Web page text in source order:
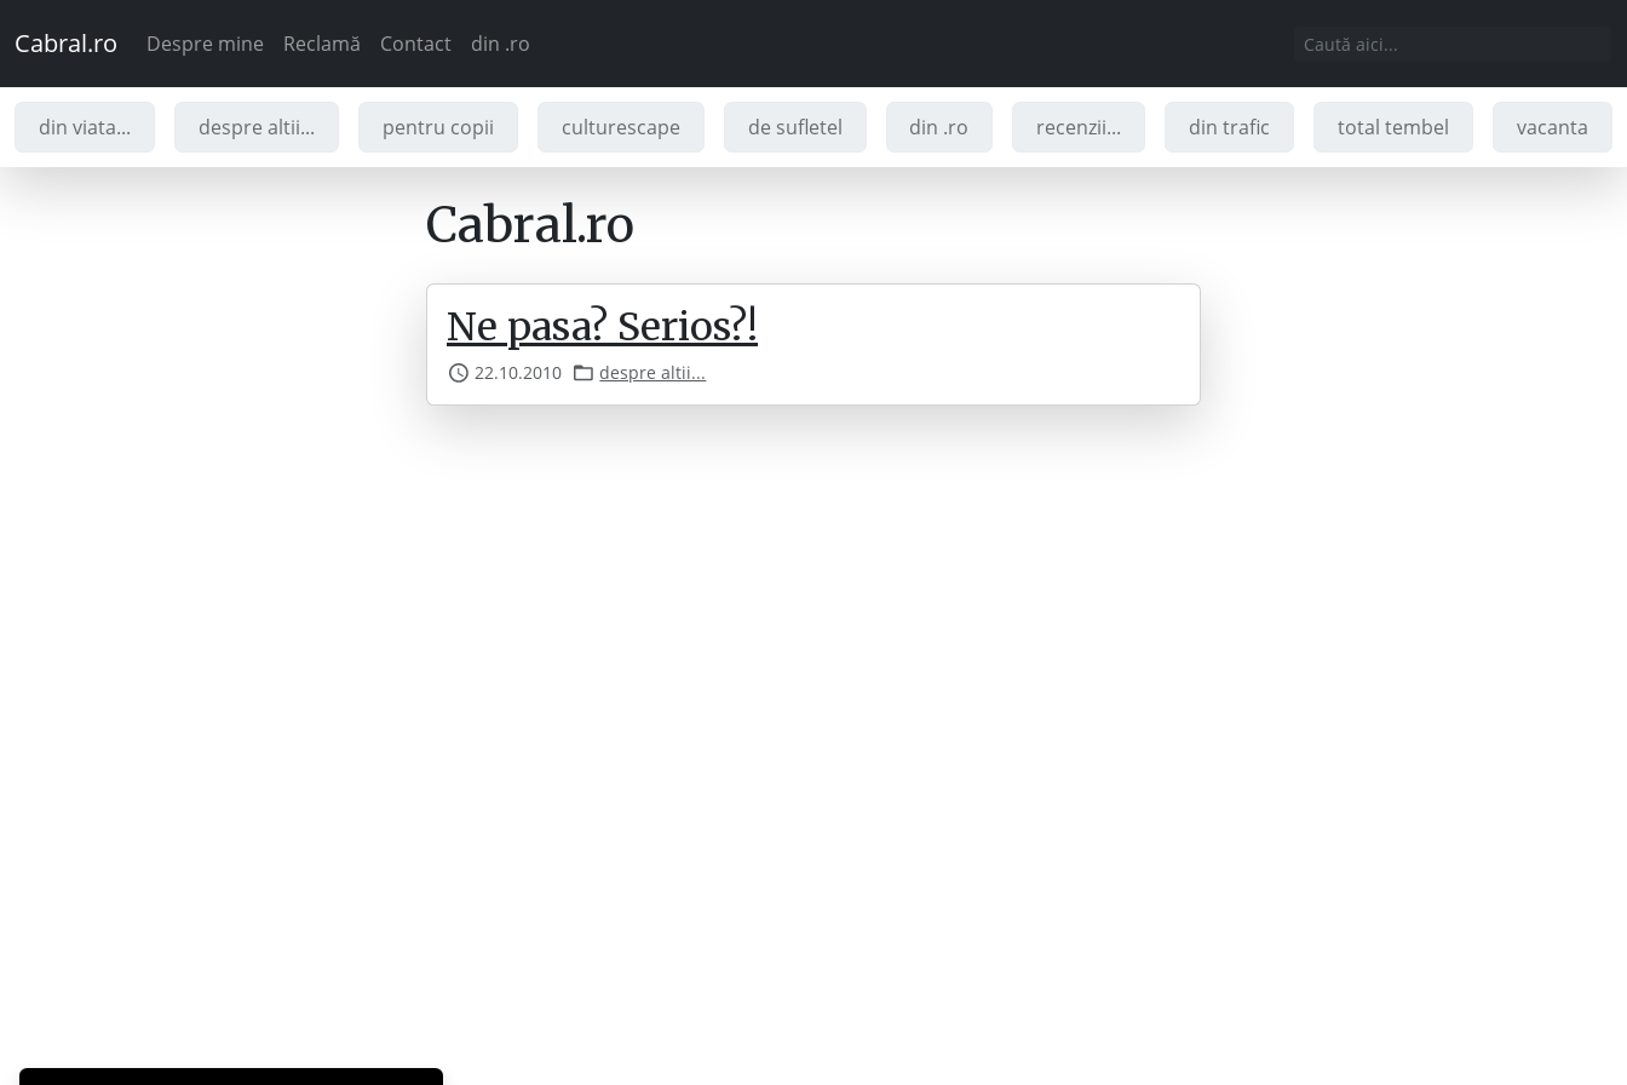
Cabral.ro Despre mine Reclamă Contact din .ro
din viata... despre altii... pentru copii culturescape de sufletel din .ro recenzii... din trafic total tembel vacanta
Cabral.ro
Ne pasa? Serios?!
22.10.2010 despre altii...